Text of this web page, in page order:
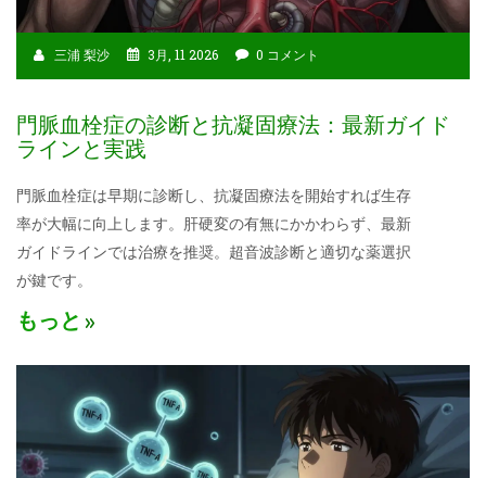
三浦 梨沙 3月, 11 2026 0 コメント
門脈血栓症の診断と抗凝固療法：最新ガイド
ラインと実践
門脈血栓症は早期に診断し、抗凝固療法を開始すれば生存
率が大幅に向上します。肝硬変の有無にかかわらず、最新
ガイドラインでは治療を推奨。超音波診断と適切な薬選択
が鍵です。
もっと